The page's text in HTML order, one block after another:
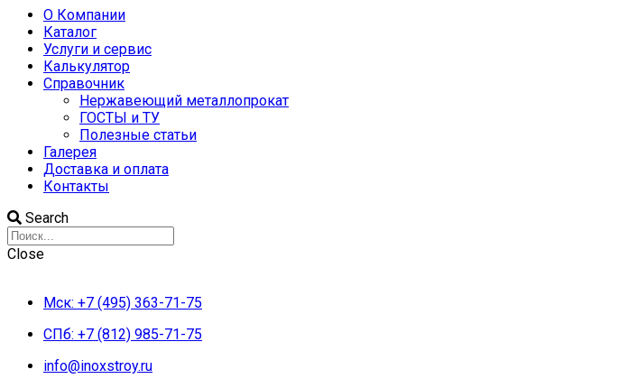
О Компании
Каталог
Услуги и сервис
Калькулятор
Справочник
Нержавеющий металлопрокат
ГОСТЫ и ТУ
Полезные статьи
Галерея
Доставка и оплата
Контакты
Search
Close
Мск: +7 (495) 363-71-75
СПб: +7 (812) 985-71-75
info@inoxstroy.ru